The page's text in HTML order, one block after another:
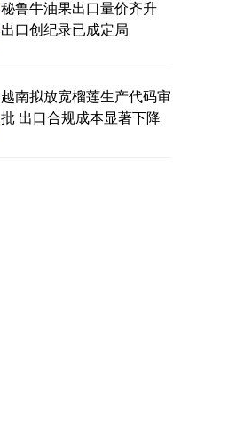
秘鲁牛油果出口量价齐升
出口创纪录已成定局
越南拟放宽榴莲生产代码审
批 出口合规成本显著下降